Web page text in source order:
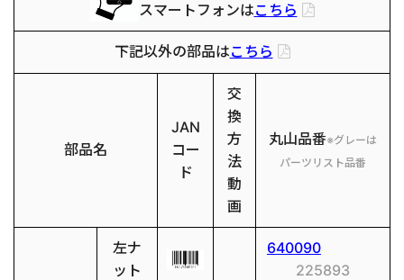
スマートフォンはこちら
下記以外の部品はこちら
部品名
JAN
コー
ド
交
換
方
法
動
画
丸山品番※グレーは
パーツリスト品番
左ナ
ット
640090
225893